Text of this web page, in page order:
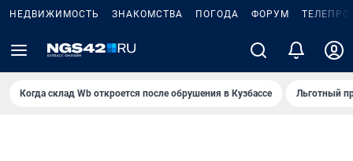
НЕДВИЖИМОСТЬ ЗНАКОМСТВА ПОГОДА ФОРУМ
Когда склад Wb откроется после обрушения в Кузбассе Льготный